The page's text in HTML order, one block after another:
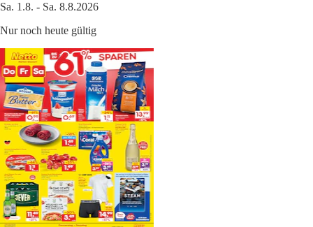
Sa. 1.8. - Sa. 8.8.2026
Nur noch heute gültig